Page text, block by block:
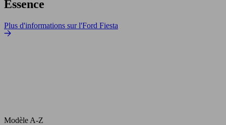
Essence
Plus d'informations sur l'Ford Fiesta
Modèle A-Z